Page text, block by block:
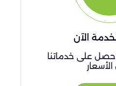
الآن
على خدماتنا